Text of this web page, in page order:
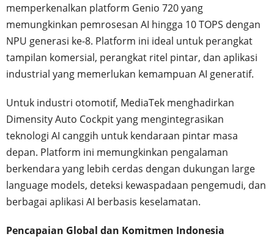
memperkenalkan platform Genio 720 yang
memungkinkan pemrosesan AI hingga 10 TOPS dengan
NPU generasi ke-8. Platform ini ideal untuk perangkat
tampilan komersial, perangkat ritel pintar, dan aplikasi
industrial yang memerlukan kemampuan AI generatif.
Untuk industri otomotif, MediaTek menghadirkan
Dimensity Auto Cockpit yang mengintegrasikan
teknologi AI canggih untuk kendaraan pintar masa
depan. Platform ini memungkinkan pengalaman
berkendara yang lebih cerdas dengan dukungan large
language models, deteksi kewaspadaan pengemudi, dan
berbagai aplikasi AI berbasis keselamatan.
Pencapaian Global dan Komitmen Indonesia